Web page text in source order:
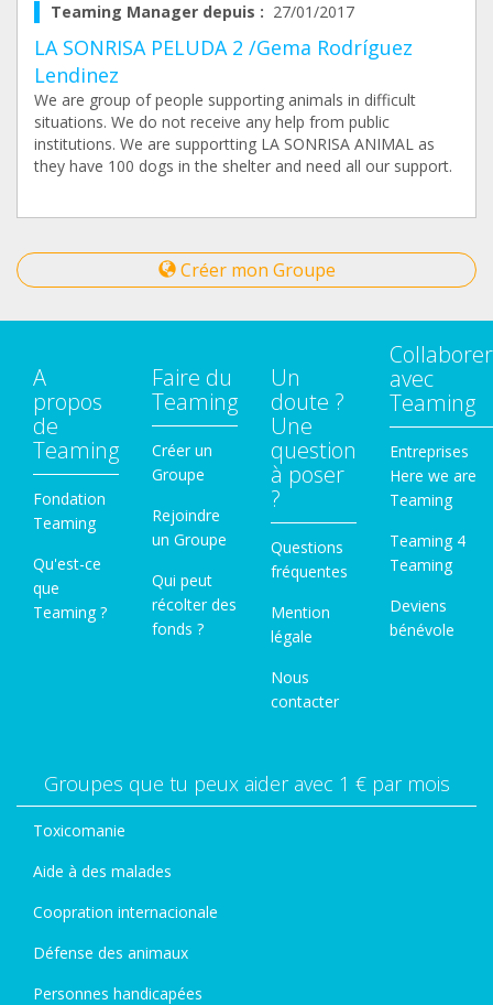
Teaming Manager depuis : 27/01/2017
LA SONRISA PELUDA 2 /Gema Rodríguez
Lendinez
We are group of people supporting animals in difficult
situations. We do not receive any help from public
institutions. We are supportting LA SONRISA ANIMAL as
they have 100 dogs in the shelter and need all our support.
Créer mon Groupe
A
propos
de
Teaming
Fondation
Teaming
Qu'est-ce
que
Teaming ?
Faire du
Teaming
Créer un
Groupe
Rejoindre
un Groupe
Qui peut
récolter des
fonds ?
Un
doute ?
Une
question
à poser
?
Questions
fréquentes
Mention
légale
Nous
contacter
Collaborer
avec
Teaming
Entreprises
Here we are
Teaming
Teaming 4
Teaming
Deviens
bénévole
Groupes que tu peux aider avec 1 € par mois
Toxicomanie
Aide à des malades
Coopration internacionale
Défense des animaux
Personnes handicapées